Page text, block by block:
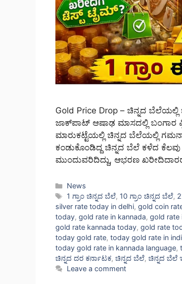
Gold Price Drop – ಚಿನ್ನದ ಬೆಲೆಯಲ್ಲಿ
ಜಾಕ್‌ಪಾಟ್ ಆಷಾಢ ಮಾಸದಲ್ಲಿ ಬಂಗಾರ
ಮಾರುಕಟ್ಟೆಯಲ್ಲಿ ಚಿನ್ನದ ಬೆಲೆಯಲ್ಲಿ
ಕಂಡುಕೊಂಡಿದ್ದ ಚಿನ್ನದ ಬೆಲೆ ಕಳೆದ
ಮುಂದುವರಿದಿದ್ದು, ಆಭರಣ
Categories
News
Tags
1 ಗ್ರಾಂ ಚಿನ್ನದ ಬೆಲೆ, 10 ಗ್ರಾಂ ಚಿನ್ನದ ಬೆಲೆ,
silver rate today in delhi, gold coin
today, gold rate in kannada, gold rate
gold rate kannada today, gold rate
today gold rate, today gold rate in
today gold rate in kannada language,
ಚಿನ್ನದ ದರ ಕರ್ನಾಟಕ, ಚಿನ್ನದ ಬೆಲೆ, ಚಿನ್ನದ ಬೆಲೆ
Leave a comment